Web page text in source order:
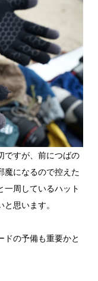
ですが、前につばの
魔になるので控えた
一周しているハット
思います。
ドの予備も重要かと